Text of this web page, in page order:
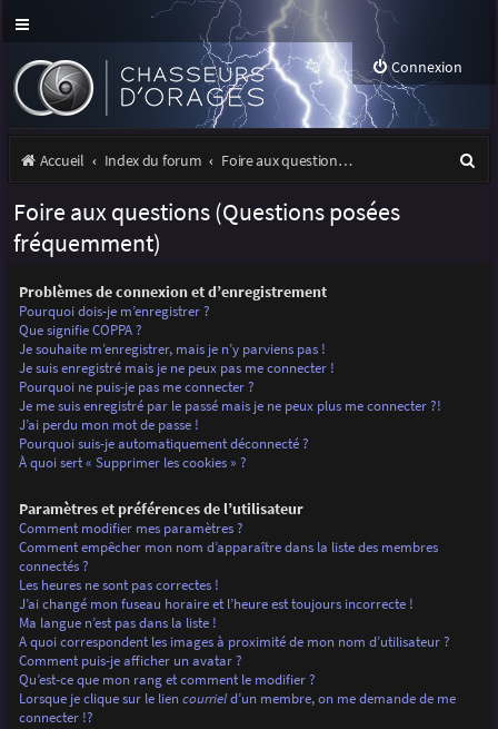
Connexion
Accueil Index du forum Foire aux questions (Questions posées fréquemment)
Foire aux questions (Questions posées
fréquemment)
Problèmes de connexion et d’enregistrement
Pourquoi dois-je m’enregistrer ?
Que signifie COPPA ?
Je souhaite m’enregistrer, mais je n’y parviens pas !
Je suis enregistré mais je ne peux pas me connecter !
Pourquoi ne puis-je pas me connecter ?
Je me suis enregistré par le passé mais je ne peux plus me connecter ?!
J’ai perdu mon mot de passe !
Pourquoi suis-je automatiquement déconnecté ?
À quoi sert « Supprimer les cookies » ?
Paramètres et préférences de l’utilisateur
Comment modifier mes paramètres ?
Comment empêcher mon nom d’apparaître dans la liste des membres
connectés ?
Les heures ne sont pas correctes !
J’ai changé mon fuseau horaire et l’heure est toujours incorrecte !
Ma langue n’est pas dans la liste !
A quoi correspondent les images à proximité de mon nom d’utilisateur ?
Comment puis-je afficher un avatar ?
Qu’est-ce que mon rang et comment le modifier ?
Lorsque je clique sur le liencourrield’un membre, on me demande de me
connecter !?